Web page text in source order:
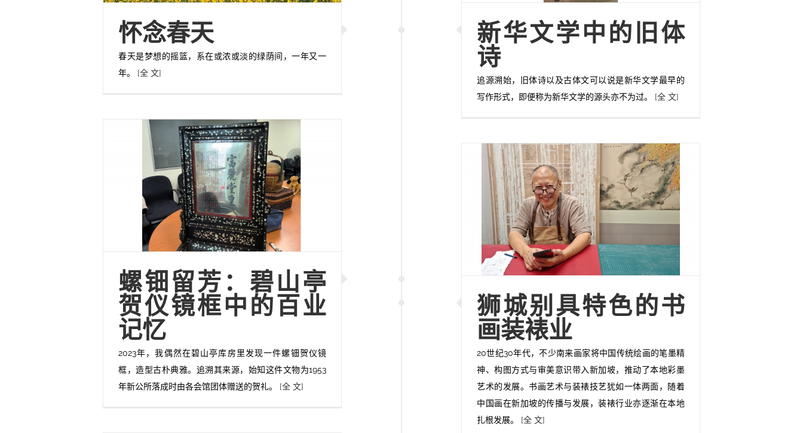
怀念春天
春天是梦想的摇篮，系在或浓或淡的绿荫间，一年又一
年。 [全 文]
新华文学中的旧体
诗
追源溯始，旧体诗以及古体文可以说是新华文学最早的
写作形式，即便称为新华文学的源头亦不为过。 [全 文]
螺钿留芳：碧山亭
贺仪镜框中的百业
记忆
2023年，我偶然在碧山亭库房里发现一件螺钿贺仪镜
框，造型古朴典雅。追溯其来源，始知这件文物为1953
年新公所落成时由各会馆团体赠送的贺礼。 [全 文]
狮城别具特色的书
画装裱业
20世纪30年代，不少南来画家将中国传统绘画的笔墨精
神、构图方式与审美意识带入新加坡，推动了本地彩墨
艺术的发展。书画艺术与装裱技艺犹如一体两面，随着
中国画在新加坡的传播与发展，装裱行业亦逐渐在本地
扎根发展。 [全 文]